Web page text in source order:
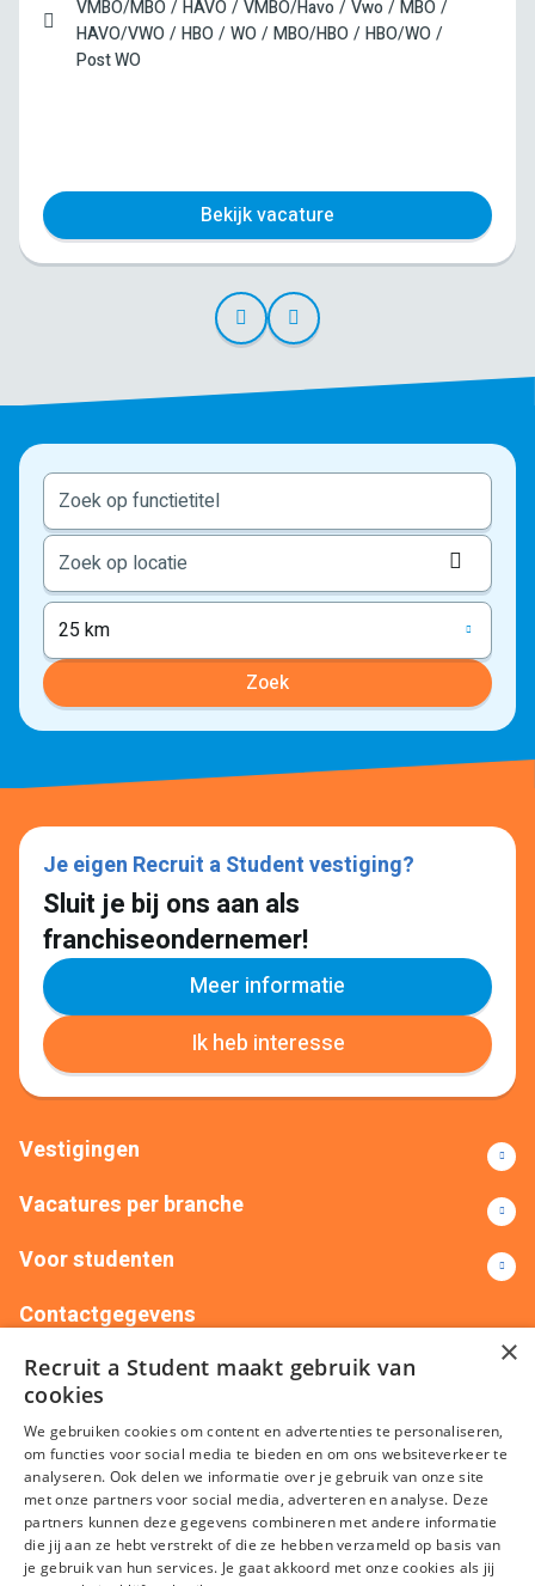
VMBO/MBO
HAVO VMBO/Havo Vwo
MBO
HAVO/VWO
HBO WO MBO/HBO
HBO/WO
Post WO
Bekijk vacature
25 km
Zoek
Je eigen Recruit a Student vestiging?
Sluit je bij ons aan als
franchiseondernemer!
Meer informatie
Ik heb interesse
Vestigingen
Vacatures per branche
Voor studenten
Contactgegevens
+31(0)88 522 00 76
info@recruitastudent.nl
Alle vestigingen
×
Recruit a Student maakt gebruik van
cookies
We gebruiken cookies om content en advertenties te personaliseren,
om functies voor social media te bieden en om ons websiteverkeer te
analyseren. Ook delen we informatie over je gebruik van onze site
met onze partners voor social media, adverteren en analyse. Deze
partners kunnen deze gegevens combineren met andere informatie
die jij aan ze hebt verstrekt of die ze hebben verzameld op basis van
je gebruik van hun services. Je gaat akkoord met onze cookies als jij